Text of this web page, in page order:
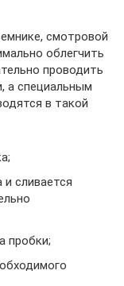
смотровой
облегчить
проводить
а специальным
в такой
и сливается
пробки;